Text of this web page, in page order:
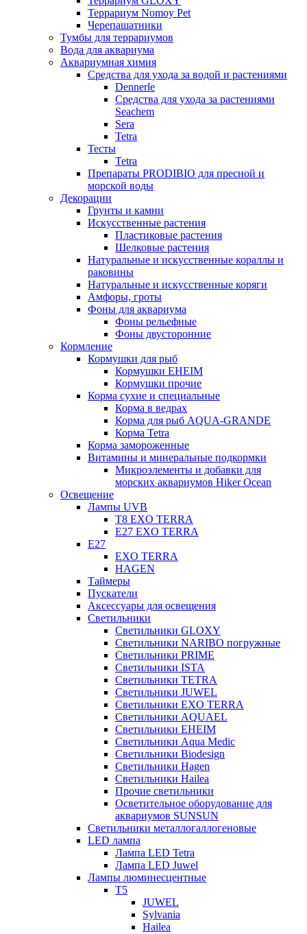
Террариум Nomoy Pet
Черепашатники
Тумбы для террариумов
Вода для аквариума
Аквариумная химия
Средства для ухода за водой и растениями
Dennerle
Средства для ухода за растениями
Seachem
Sera
Tetra
Тесты
Tetra
Препараты PRODIBIO для пресной и
морской воды
Декорации
Грунты и камни
Искусственные растения
Пластиковые растения
Шелковые растения
Натуральные и искусственные кораллы и
раковины
Натуральные и искусственные коряги
Амфоры, гроты
Фоны для аквариума
Фоны рельефные
Фоны двусторонние
Кормление
Кормушки для рыб
Кормушки EHEIM
Кормушки прочие
Корма сухие и специальные
Корма в ведрах
Корма для рыб AQUA-GRANDE
Корма Tetra
Корма замороженные
Витамины и минеральные подкормки
Микроэлементы и добавки для
морских аквариумов Hiker Ocean
Освещение
Лампы UVB
Т8 EXO TERRA
Е27 EXO TERRA
Е27
EXO TERRA
HAGEN
Таймеры
Пускатели
Аксессуары для освещения
Светильники
Светильники GLOXY
Светильники NARIBO погружные
Светильники PRIME
Светильники ISTA
Светильники TETRA
Светильники JUWEL
Светильники EXO TERRA
Светильники AQUAEL
Светильники EHEIM
Светильники Aqua Medic
Светильники Biodesign
Светильники Hagen
Светильники Hailea
Прочие светильники
Осветительное оборудование для
аквариумов SUNSUN
Светильники металлогаллогеновые
LED лампа
Лампа LED Tetra
Лампа LED Juwel
Лампы люминесцентные
T5
JUWEL
Sylvania
Hailea